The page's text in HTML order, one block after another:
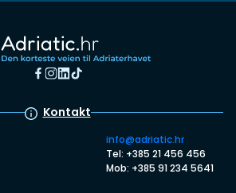
Kontakt
info@adriatic.hr
Tel: +385 21 456 456
Mob: +385 91 234 5641